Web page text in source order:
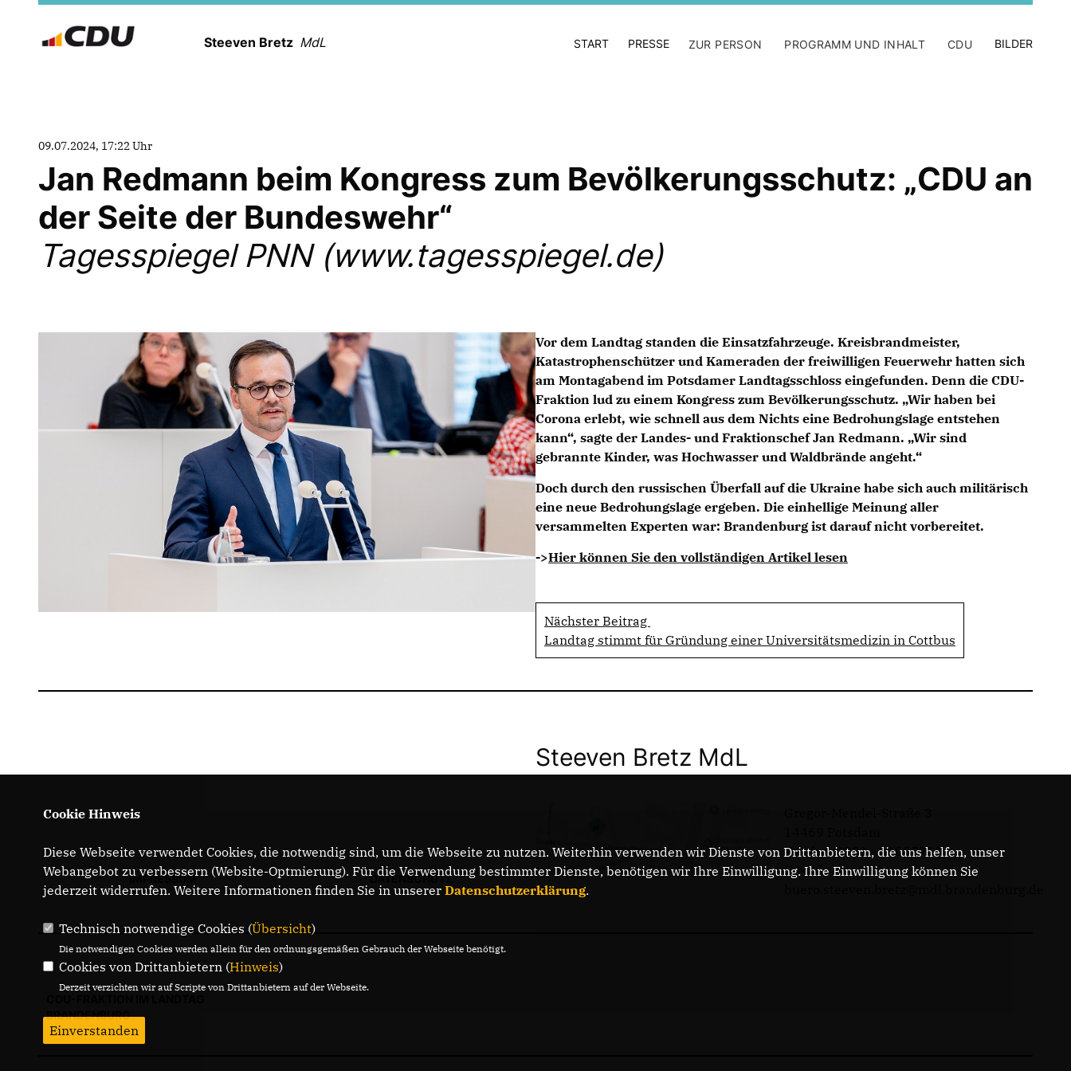
Steeven Bretz MdL START PRESSE ZUR PERSON PROGRAMM UND INHALT CDU BILDER
09.07.2024, 17:22 Uhr
Jan Redmann beim Kongress zum Bevölkerungsschutz: „CDU an
der Seite der Bundeswehr“
Tagesspiegel PNN (www.tagesspiegel.de)
Vor dem Landtag standen die Einsatzfahrzeuge. Kreisbrandmeister,
Katastrophenschützer und Kameraden der freiwilligen Feuerwehr hatten sich
am Montagabend im Potsdamer Landtagsschloss eingefunden. Denn die CDU-
Fraktion lud zu einem Kongress zum Bevölkerungsschutz. „Wir haben bei
Corona erlebt, wie schnell aus dem Nichts eine Bedrohungslage entstehen
kann“, sagte der Landes- und Fraktionschef Jan Redmann. „Wir sind
gebrannte Kinder, was Hochwasser und Waldbrände angeht.“
Doch durch den russischen Überfall auf die Ukraine habe sich auch militärisch
eine neue Bedrohungslage ergeben. Die einhellige Meinung aller
versammelten Experten war: Brandenburg ist darauf nicht vorbereitet.
->Hier können Sie den vollständigen Artikel lesen
Nächster Beitrag
Landtag stimmt für Gründung einer Universitätsmedizin in Cottbus
IMPRESSUM DATENSCHUTZ
Steeven Bretz MdL
Telefon: 0331 - 20085713
E-Mail:
BRANDENBURG
Cookie Hinweis
Diese Webseite verwendet Cookies, die notwendig sind, um die Webseite zu nutzen. Weiterhin verwenden wir Dienste von Drittanbietern, die uns helfen, unser
Webangebot zu verbessern (Website-Optmierung). Für die Verwendung bestimmter Dienste, benötigen wir Ihre Einwilligung. Ihre Einwilligung können Sie
jederzeit widerrufen. Weitere Informationen finden Sie in unserer Datenschutzerklärung.
Technisch notwendige Cookies (Übersicht)
Die notwendigen Cookies werden allein für den ordnungsgemäßen Gebrauch der Webseite benötigt.
Cookies von Drittanbietern (Hinweis)
Derzeit verzichten wir auf Scripte von Drittanbietern auf der Webseite.
Einverstanden